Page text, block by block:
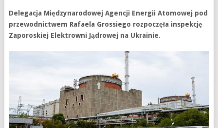
Delegacja Międzynarodowej Agencji Energii Atomowej pod
przewodnictwem Rafaela Grossiego rozpoczęła inspekcję
Zaporoskiej Elektrowni Jądrowej na Ukrainie.